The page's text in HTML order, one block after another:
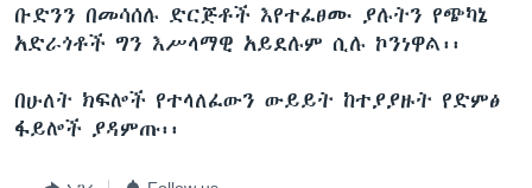
ቡድንን በመሳሰሉ ድርጅቶች እየተፈፀሙ ያሉትን የጭካኔ
አድራጎቶች ግን እሥላማዊ አይደሉም ሲሉ ኮንነዋል፡፡
በሁለት ክፍሎች የተላለፈውን ውይይት ከተያያዙት የድምፅ
ፋይሎች ያዳምጡ፡፡